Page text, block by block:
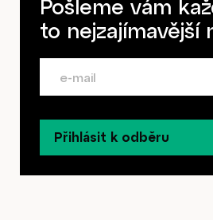
Pošleme vám
to nejzajímavější
Přihlásit k odběru